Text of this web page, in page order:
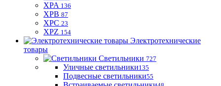
XPA 136
XPB 87
XPC 23
XPZ 154
Электротехнические
товары
Светильники 727
Уличные светильники135
Подвесные светильники55